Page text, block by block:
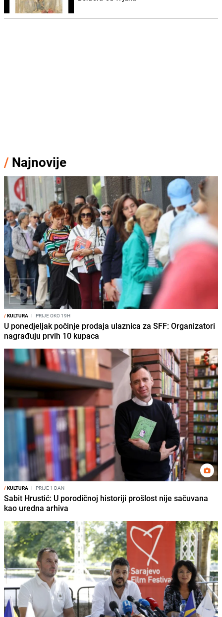
/ Najnovije
/KULTURA I PRIJE OKO 19H
U ponedjeljak počinje prodaja ulaznica za SFF: Organizatori
nagrađuju prvih 10 kupaca
/KULTURA I PRIJE 1 DAN
Sabit Hrustić: U porodičnoj historiji prošlost nije sačuvana
kao uredna arhiva